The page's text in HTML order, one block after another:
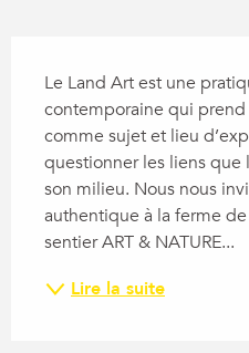
Le Land Art est une
contemporaine qui
comme sujet et lieu
questionner les liens que
son milieu. Nous nous
authentique à la ferme
sentier ART & NATURE...
Lire la suite